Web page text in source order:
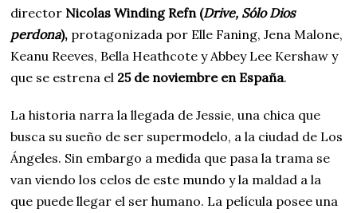
director Nicolas Winding Refn (Drive, Sólo Dios
perdona), protagonizada por Elle Faning, Jena Malone,
Keanu Reeves, Bella Heathcote y Abbey Lee Kershaw y
que se estrena el 25 de noviembre en España.
La historia narra la llegada de Jessie, una chica que
busca su sueño de ser supermodelo, a la ciudad de Los
Ángeles. Sin embargo a medida que pasa la trama se
van viendo los celos de este mundo y la maldad a la
que puede llegar el ser humano. La película posee una